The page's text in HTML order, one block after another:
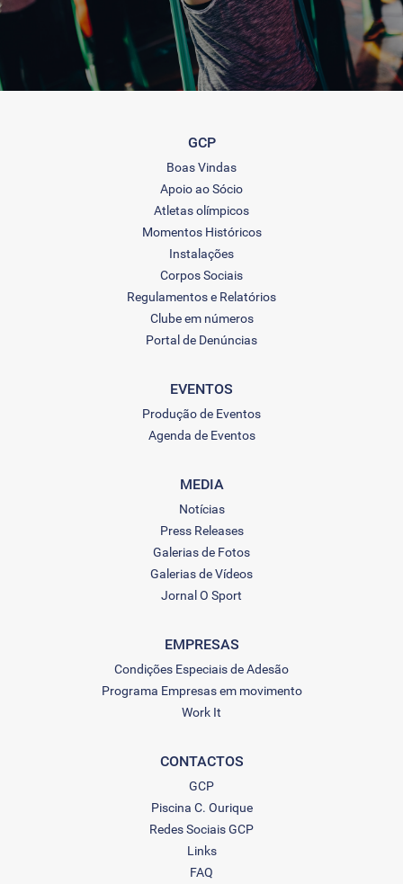
GCP
Boas Vindas
Apoio ao Sócio
Atletas olímpicos
Momentos Históricos
Instalações
Corpos Sociais
Regulamentos e Relatórios
Clube em números
Portal de Denúncias
EVENTOS
Produção de Eventos
Agenda de Eventos
MEDIA
Notícias
Press Releases
Galerias de Fotos
Galerias de Vídeos
Jornal O Sport
EMPRESAS
Condições Especiais de Adesão
Programa Empresas em movimento
Work It
CONTACTOS
GCP
Piscina C. Ourique
Redes Sociais GCP
Links
FAQ